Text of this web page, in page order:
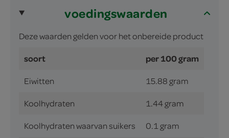
voedingswaarden
Deze waarden gelden voor het onbereide product
soort per 100 gram
Eiwitten 15.88 gram
Koolhydraten 1.44 gram
Koolhydraten waarvan suikers 0.1 gram